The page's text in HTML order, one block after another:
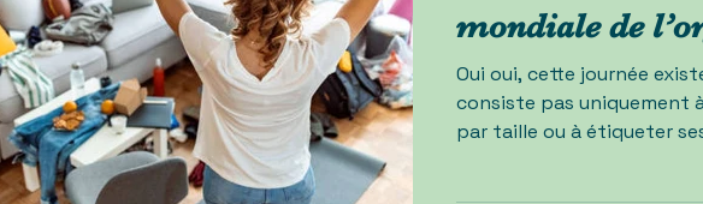
mondiale de
Oui oui, cette journée
consiste pas uniquement
par taille ou à étiqueter